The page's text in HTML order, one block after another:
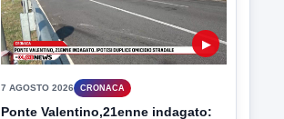
Incidente mortale a Ponte Valentino,
indagato il 21enne alla guida...